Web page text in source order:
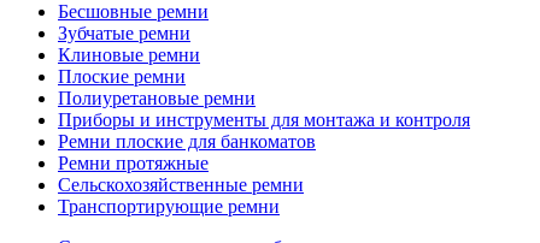
Бесшовные ремни
Зубчатые ремни
Клиновые ремни
Плоские ремни
Полиуретановые ремни
Приборы и инструменты для монтажа и контроля
Ремни плоские для банкоматов
Ремни протяжные
Сельскохозяйственные ремни
Транспортирующие ремни